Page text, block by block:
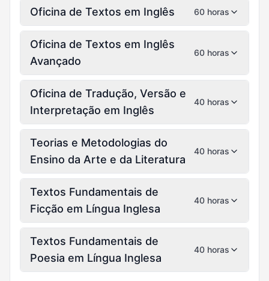
Oficina de Textos em Inglês 60 horas
Oficina de Textos em Inglês
Avançado
60 horas
Oficina de Tradução, Versão e
Interpretação em Inglês
40 horas
Teorias e Metodologias do
Ensino da Arte e da Literatura
40 horas
Textos Fundamentais de
Ficção em Língua Inglesa
40 horas
Textos Fundamentais de
Poesia em Língua Inglesa
40 horas